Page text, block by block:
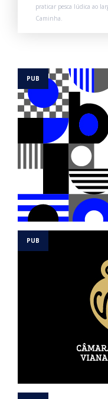
praticar pesca lúdica ao
Caminha.